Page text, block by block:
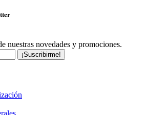
nuestras novedades y promociones.
¡Suscribirme!